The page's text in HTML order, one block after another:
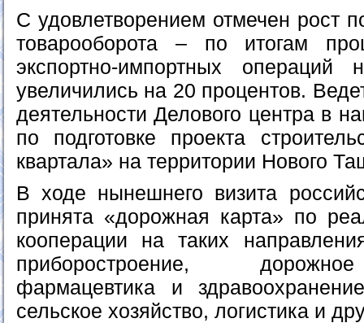
С удовлетворением отмечен рост
товарооборота – по итогам
экспортно-импортных операций
увеличились на 20 процентов.
деятельности Делового центра в
по подготовке проекта
квартала» на территории Нового
В ходе нынешнего визита
принята «дорожная карта» по
кооперации на таких
приборостроение,
фармацевтика и
сельское хозяйство, логистика и